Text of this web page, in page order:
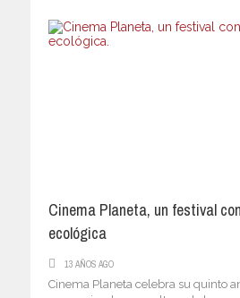
Cinema Planeta, un festival
ecológica
13 AÑOS AGO
Cinema Planeta celebra su quinto